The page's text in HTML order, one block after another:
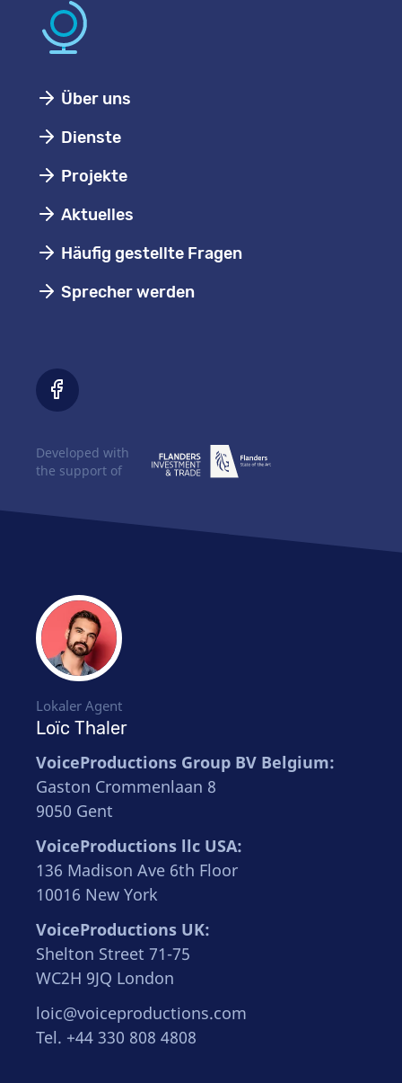
Über uns
Dienste
Projekte
Aktuelles
Häufig gestellte Fragen
Sprecher werden
Lokaler Agent
Loïc Thaler
VoiceProductions Group BV Belgium:
Gaston Crommenlaan 8
9050 Gent
VoiceProductions llc USA:
136 Madison Ave 6th Floor
10016 New York
VoiceProductions UK:
Shelton Street 71-75
WC2H 9JQ London
loic@voiceproductions.com
Tel. +44 330 808 4808
Developed with
the support of